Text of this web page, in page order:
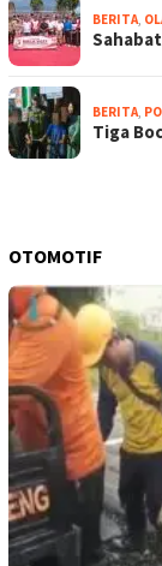
BERITA,
BERITA,
Tiga
OTOMOTIF